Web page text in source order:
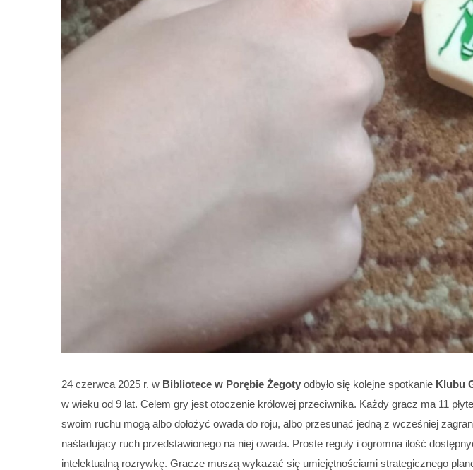
24 czerwca 2025 r. w Bibliotece w Porębie Żegoty odbyło się kolejne spotkanie Klubu
w wieku od 9 lat. Celem gry jest otoczenie królowej przeciwnika. Każdy gracz ma 11
swoim ruchu mogą albo dołożyć owada do roju, albo przesunąć jedną z wcześniej
naśladujący ruch przedstawionego na niej owada. Proste reguły i ogromna ilość
intelektualną rozrywkę. Gracze muszą wykazać się umiejętnościami strategicznego